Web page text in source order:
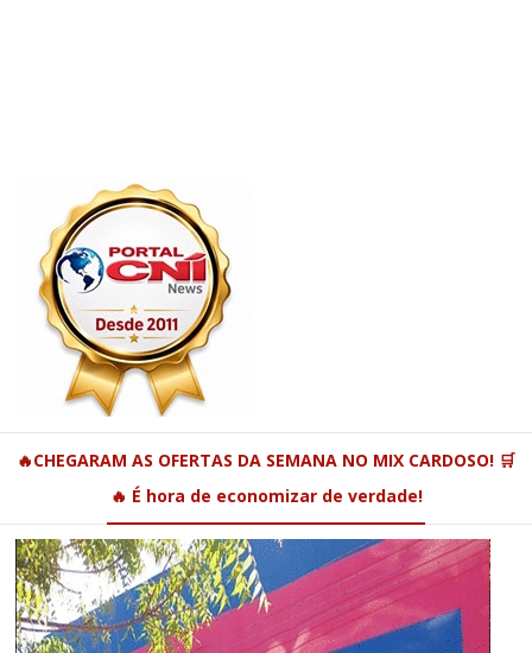
🔥CHEGARAM AS OFERTAS DA SEMANA NO MIX CARDOSO! 🛒
🔥 É hora de economizar de verdade!